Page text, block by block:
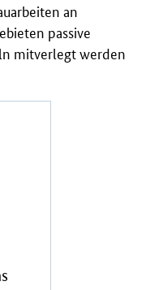
an
passive
mitverlegt werden